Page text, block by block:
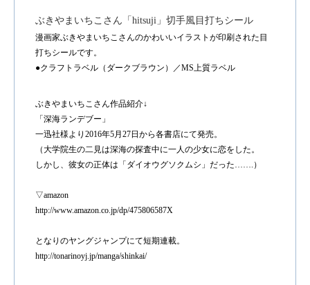
ぶきやまいちこさん「hitsuji」切手風目打ちシール
漫画家ぶきやまいちこさんのかわいいイラストが印刷された目
打ちシールです。
●クラフトラベル（ダークブラウン）／MS上質ラベル
ぶきやまいちこさん作品紹介↓
「深海ランデブー」
一迅社様より2016年5月27日から各書店にて発売。
（大学院生の二見は深海の探査中に一人の少女に恋をした。
しかし、彼女の正体は「ダイオウグソクムシ」だった…….）
▽amazon
http://www.amazon.co.jp/dp/475806587X
となりのヤングジャンプにて短期連載。
http://tonarinoyj.jp/manga/shinkai/